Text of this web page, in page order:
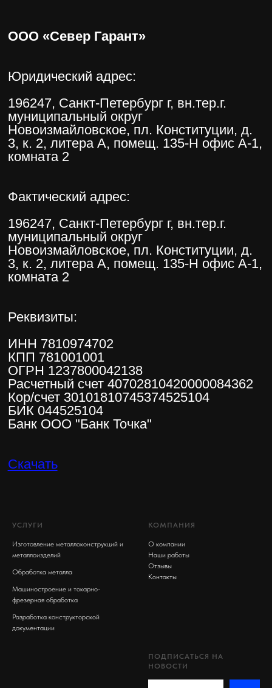
УСЛУГИ
Изготовление металлоконструкций и
металлоизделий
Обработка металла
Машиностроение и токарно-
фрезерная обработка
Разработка конструкторской
документации
КОМПАНИЯ
О компании
Наши работы
Отзывы
Контакты
ПОДПИСАТЬСЯ НА
НОВОСТИ